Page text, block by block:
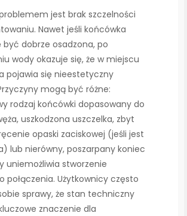
jest brak szczelności
Nawet jeśli końcówka
być dobrze osadzona, po
wody okazuje się, że w miejscu
pojawia się nieestetyczny
mogą być różne:
rodzaj końcówki dopasowany do
uszkodzona uszczelka, zbyt
opaski zaciskowej (jeśli jest
lub nierówny, poszarpany koniec
uniemożliwia stworzenie
połączenia. Użytkownicy często
sprawy, że stan techniczny
znaczenie dla